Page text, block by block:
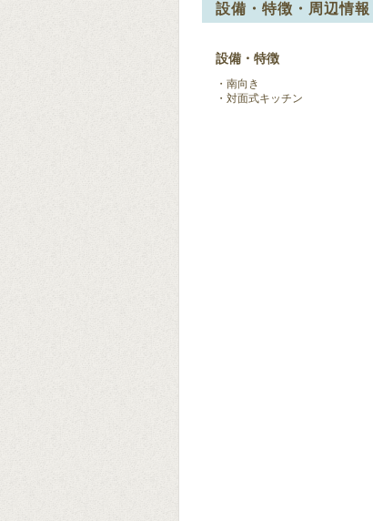
設備・特徴・周辺情報
設備・特徴
南向き
対面式キッチン